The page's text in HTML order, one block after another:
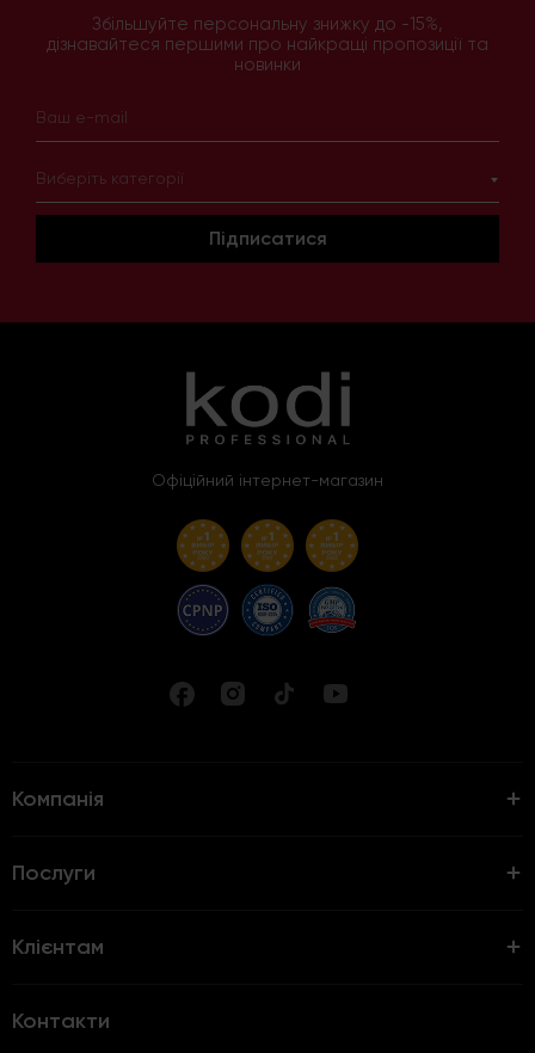
Збільшуйте персональну знижку до -15%,
дізнавайтеся першими про найкращі пропозиції та
новинки
Виберіть категорії
Підписатися
Офіційний інтернет-магазин
Компанія
Послуги
Клієнтам
Контакти